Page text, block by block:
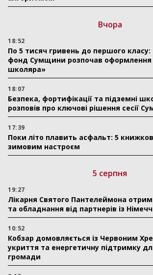
Вчора
18:52
По 5 тисяч гривень до першого класу:
фонд Сумщини розпочав оформлення
школяра»
18:07
Безпека, фортифікації та підземні
розповів про ключові рішення сесії
17:39
Поки літо плавить асфальт: 5
зимовим настроєм
5 серпня
19:27
Лікарня Святого Пантелеймона
та обладнання від партнерів із
10:52
Кобзар домовляється із Червоним
укриття та енергетичну підтримку
громади